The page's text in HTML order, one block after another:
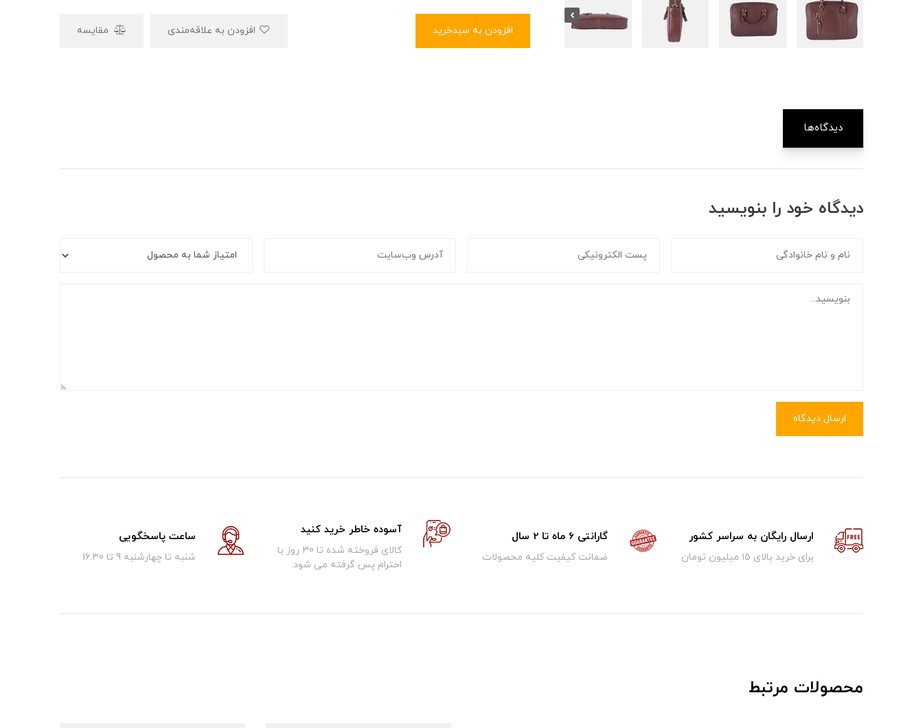
افزودن به سبدخرید مقایسه
دیدگاه‌ها
دیدگاه خود را بنویسید
ارسال دیدگاه
ارسال رایگان به سراسر کشور
برای خرید بالای ۱5 میلیون تومان
گارانتی 6 ماه تا 2 سال
ضمانت کیفیت کلیه محصولات
آسوده خاطر خرید کنید
کالای فروخته شده تا 30 روز با
احترام پس گرفته می شود.
ساعت پاسخگویی
شنبه تا چهارشنبه 9 تا 16.30
محصولات مرتبط